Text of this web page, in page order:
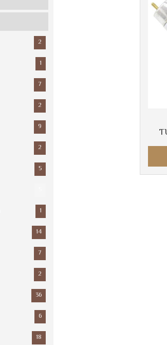
2
1
7
2
9
2
5
1
14
7
2
36
6
18